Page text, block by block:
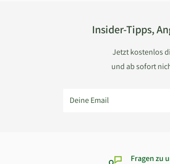
Insider-Tipps,
Jetzt kostenlos
und ab sofort
Deine Email
Fragen zu